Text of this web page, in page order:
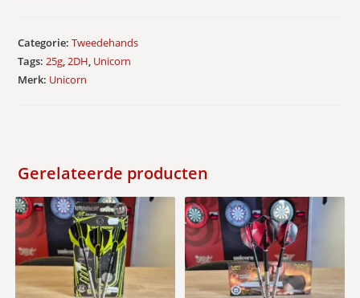
Categorie:Tweedehands
Tags:25g,2DH, Unicorn
Merk: Unicorn
Gerelateerde producten